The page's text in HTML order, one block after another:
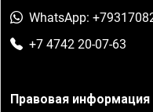
WhatsApp:
+7 4742 20-07-63
Правовая информация